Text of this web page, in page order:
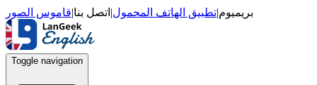
بريميوم|تطبيق الهاتف المحمول| اتصل بنا|قاموس الصور
Toggle navigation